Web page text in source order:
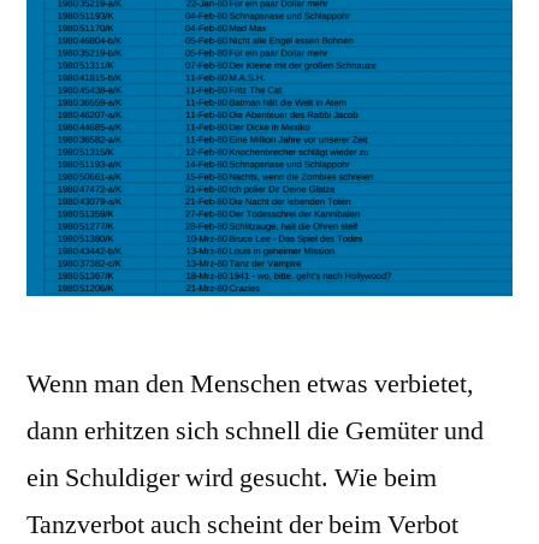
Wenn man den Menschen etwas verbietet,
dann erhitzen sich schnell die Gemüter und
ein Schuldiger wird gesucht. Wie beim
Tanzverbot auch scheint der beim Verbot